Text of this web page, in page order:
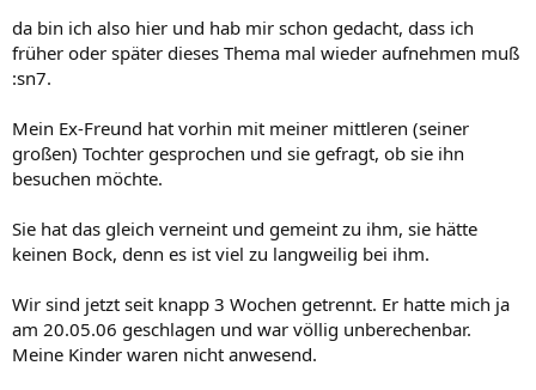
da bin ich also hier und hab mir schon gedacht, dass ich
früher oder später dieses Thema mal wieder aufnehmen muß
:sn7.
Mein Ex-Freund hat vorhin mit meiner mittleren (seiner
großen) Tochter gesprochen und sie gefragt, ob sie ihn
besuchen möchte.
Sie hat das gleich verneint und gemeint zu ihm, sie hätte
keinen Bock, denn es ist viel zu langweilig bei ihm.
Wir sind jetzt seit knapp 3 Wochen getrennt. Er hatte mich ja
am 20.05.06 geschlagen und war völlig unberechenbar.
Meine Kinder waren nicht anwesend.